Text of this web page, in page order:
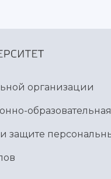
организации
защите